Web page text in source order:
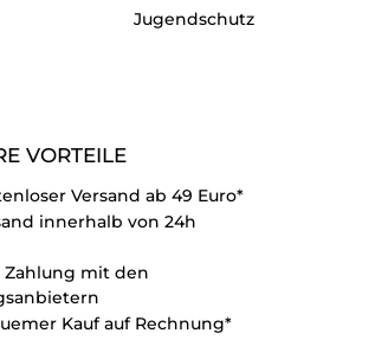
Jugendschutz
VORTEILE
Versand ab 49 Euro*
innerhalb von 24h
Zahlung mit den
Kauf auf Rechnung*